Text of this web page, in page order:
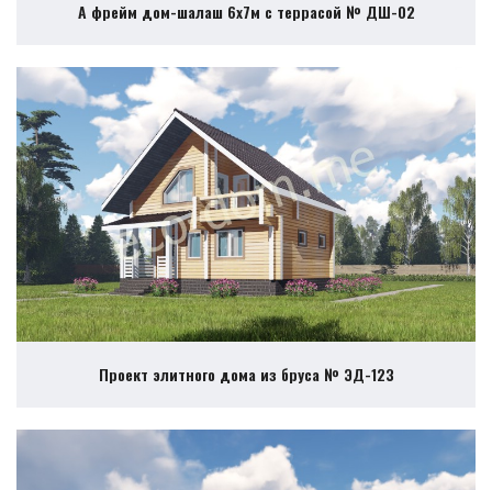
А фрейм дом-шалаш 6х7м с террасой № ДШ-02
Проект элитного дома из бруса № ЭД-123